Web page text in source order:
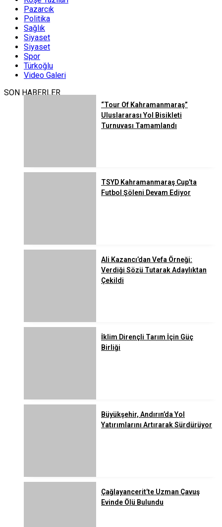
Pazarcık
Politika
Sağlık
Siyaset
Siyaset
Spor
Türkoğlu
Video Galeri
SON HABERLER
“Tour Of Kahramanmaraş”
Uluslararası Yol Bisikleti
Turnuvası Tamamlandı
TSYD Kahramanmaraş Cup’ta
Futbol Şöleni Devam Ediyor
Ali Kazancı’dan Vefa Örneği:
Verdiği Sözü Tutarak Adaylıktan
Çekildi
İklim Dirençli Tarım İçin Güç
Birliği
Büyükşehir, Andırın’da Yol
Yatırımlarını Artırarak Sürdürüyor
Çağlayancerit’te Uzman Çavuş
Evinde Ölü Bulundu